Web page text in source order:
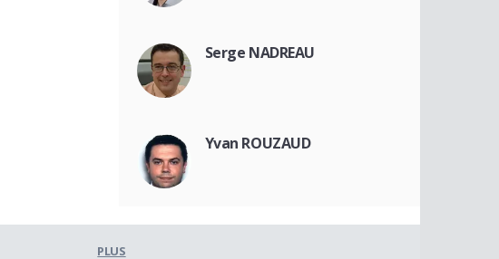
Serge NADREAU
Yvan ROUZAUD
PLUS